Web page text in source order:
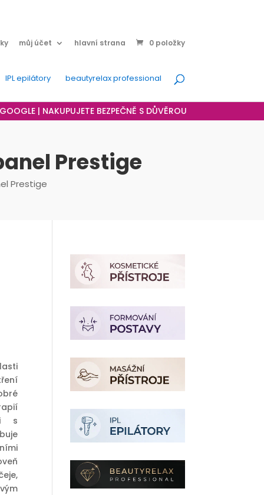
můj účet hlavní strana 0 položky
IPL epilátory beautyrelax professional
| NAKUPUJETE BEZPEČNĚ S DŮVĚROU
Prestige
Prestige
s